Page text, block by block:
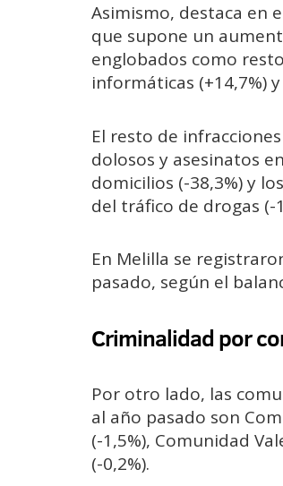
Asimismo, destaca en
que supone un
englobados como
informáticas (+14,7%)
El resto de
dolosos y asesinatos
domicilios (-38,3%) y
del tráfico de drogas (-
En Melilla se
pasado, según el
Criminalidad por
Por otro lado, las
al año pasado son
(-1,5%), Comunidad
(-0,2%).